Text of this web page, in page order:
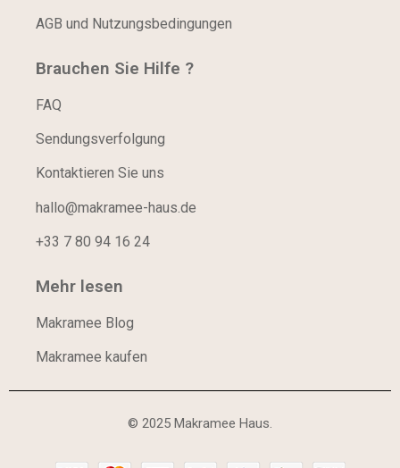
AGB und Nutzungsbedingungen
Brauchen Sie Hilfe ?
FAQ
Sendungsverfolgung
Kontaktieren Sie uns
hallo@makramee-haus.de
+33 7 80 94 16 24
Mehr lesen
Makramee Blog
Makramee kaufen
© 2025 Makramee Haus.